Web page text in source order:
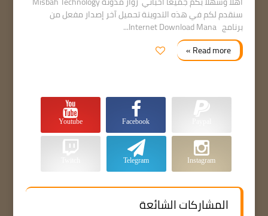
سنقدم لكم في هذه التدوينة تحميل آخر إصدار مفعل من
برنامج Internet Download Mana...
Read more »
Facebook
Youtube
Instagram
Telegram
المشاركات الشائعة